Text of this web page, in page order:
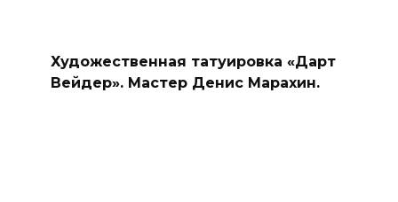
Художественная татуировка «Дарт
Вейдер». Мастер Денис Марахин.